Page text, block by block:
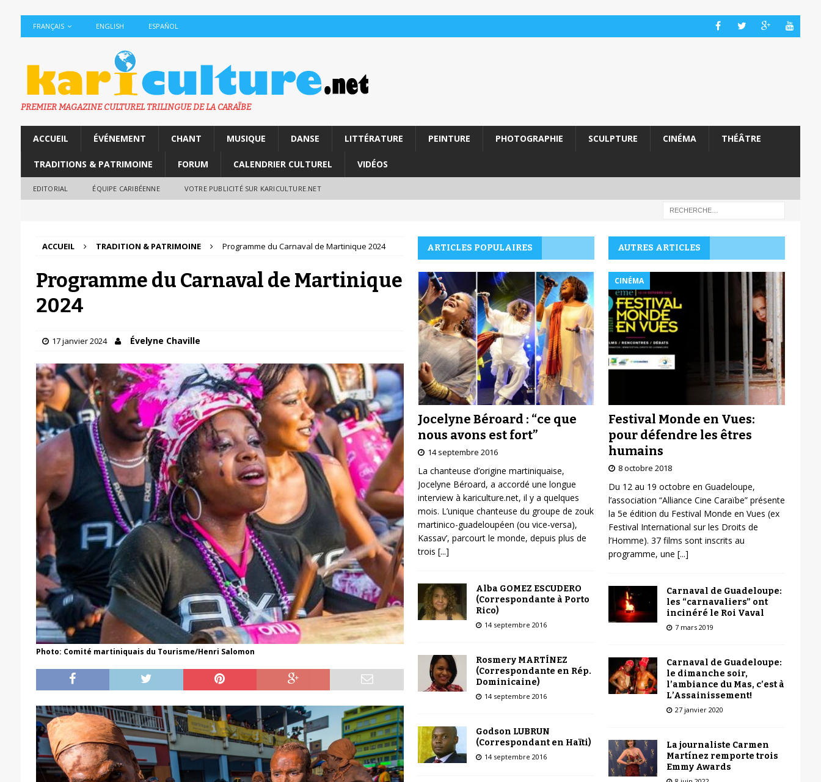
FRANÇAIS ENGLISH ESPAÑOL
PREMIER MAGAZINE CULTUREL TRILINGUE DE LA CARAÏBE
ACCUEIL ÉVÉNEMENT CHANT MUSIQUE DANSE LITTÉRATURE PEINTURE PHOTOGRAPHIE SCULPTURE CINÉMA THÉÂTRE
TRADITIONS & PATRIMOINE FORUM CALENDRIER CULTUREL VIDÉOS
EDITORIAL ÉQUIPE CARIBÉENNE VOTRE PUBLICITÉ SUR KARICULTURE.NET
ACCUEIL TRADITION & PATRIMOINE Programme du Carnaval de Martinique 2024
Programme du Carnaval de Martinique
2024
17 janvier 2024 Évelyne Chaville
Photo: Comité martiniquais du Tourisme/Henri Salomon
ARTICLES POPULAIRES
Jocelyne Béroard : “ce que
nous avons est fort”
14 septembre 2016
La chanteuse d’origine martiniquaise,
Jocelyne Béroard, a accordé une longue
interview à kariculture.net, il y a quelques
mois. L’unique chanteuse du groupe de zouk
martinico-guadeloupéen (ou vice-versa),
Kassav’, parcourt le monde, depuis plus de
trois [...]
Alba GOMEZ ESCUDERO
(Correspondante à Porto
Rico)
14 septembre 2016
Rosmery MARTÍNEZ
(Correspondante en Rép.
Dominicaine)
14 septembre 2016
Godson LUBRUN
(Correspondant en Haïti)
14 septembre 2016
AUTRES ARTICLES
CINÉMA
Festival Monde en Vues:
pour défendre les êtres
humains
8 octobre 2018
Du 12 au 19 octobre en Guadeloupe,
l’association “Alliance Cine Caraïbe” présente
la 5e édition du Festival Monde en Vues (ex
Festival International sur les Droits de
l’Homme). 37 films sont inscrits au
programme, une [...]
Carnaval de Guadeloupe:
les “carnavaliers” ont
incinéré le Roi Vaval
7 mars 2019
Carnaval de Guadeloupe:
le dimanche soir,
l’ambiance du Mas, c’est à
L’Assainissement!
27 janvier 2020
La journaliste Carmen
Martínez remporte trois
Emmy Awards